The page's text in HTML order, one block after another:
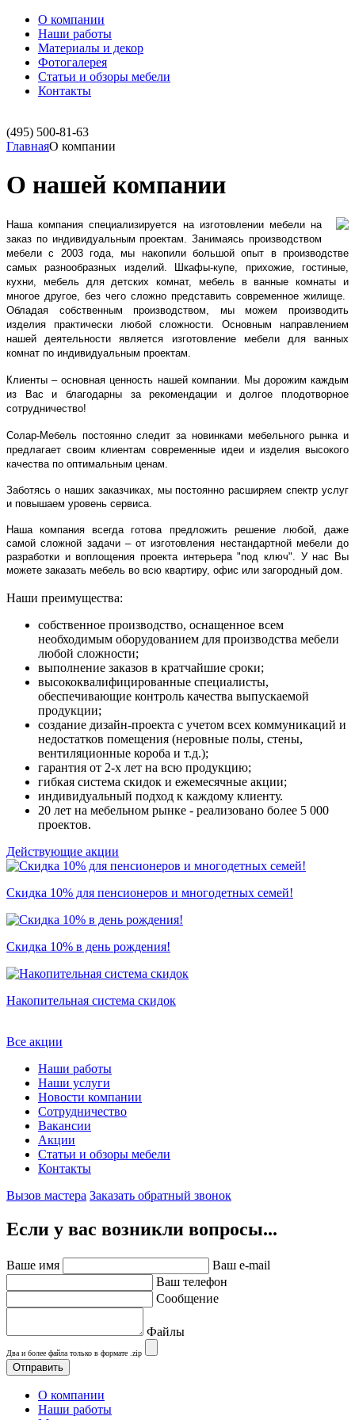
О компании
Наши работы
Материалы и декор
Фотогалерея
Статьи и обзоры мебели
Контакты
(495) 500-81-63
ГлавнаяО компании
О нашей компании
Наша компания специализируется на изготовлении мебели на
заказ по индивидуальным проектам. Занимаясь производством
мебели с 2003 года, мы накопили большой опыт в производстве
самых разнообразных изделий. Шкафы-купе, прихожие, гостиные,
кухни, мебель для детских комнат, мебель в ванные комнаты и
многое другое, без чего сложно представить современное жилище.
Обладая собственным производством, мы можем производить
изделия практически любой сложности. Основным направлением
нашей деятельности является изготовление мебели для ванных
комнат по индивидуальным проектам.
Клиенты – основная ценность нашей компании. Мы дорожим каждым
из Вас и благодарны за рекомендации и долгое плодотворное
сотрудничество!
Солар-Мебель постоянно следит за новинками мебельного рынка и
предлагает своим клиентам современные идеи и изделия высокого
качества по оптимальным ценам.
Заботясь о наших заказчиках, мы постоянно расширяем спектр услуг
и повышаем уровень сервиса.
Наша компания всегда готова предложить решение любой, даже
самой сложной задачи – от изготовления нестандартной мебели до
разработки и воплощения проекта интерьера "под ключ". У нас Вы
можете заказать мебель во всю квартиру, офис или загородный дом.
Наши преимущества:
собственное производство, оснащенное всем
необходимым оборудованием для производства мебели
любой сложности;
выполнение заказов в кратчайшие сроки;
высококвалифицированные специалисты,
обеспечивающие контроль качества выпускаемой
продукции;
создание дизайн-проекта с учетом всех коммуникаций и
недостатков помещения (неровные полы, стены,
вентиляционные короба и т.д.);
гарантия от 2-х лет на всю продукцию;
гибкая система скидок и ежемесячные акции;
индивидуальный подход к каждому клиенту.
20 лет на мебельном рынке - реализовано более 5 000
проектов.
Действующие акции
Скидка 10% для пенсионеров и многодетных семей!
Скидка 10% в день рождения!
Накопительная система скидок
Все акции
Наши работы
Наши услуги
Новости компании
Сотрудничество
Вакансии
Акции
Статьи и обзоры мебели
Контакты
Вызов мастера Заказать обратный звонок
Если у вас возникли вопросы...
Ваше имя
Ваш e-mail
Ваш телефон
Сообщение
Файлы
Два и более файла только в формате .zip
О компании
Наши работы